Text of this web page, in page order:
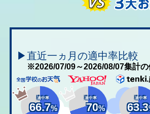
▶直近一ヵ月の適中率比較
※2026/07/09～2026/08/07集計の
適中率
66.7%
適中率
70%
適中率
63.3